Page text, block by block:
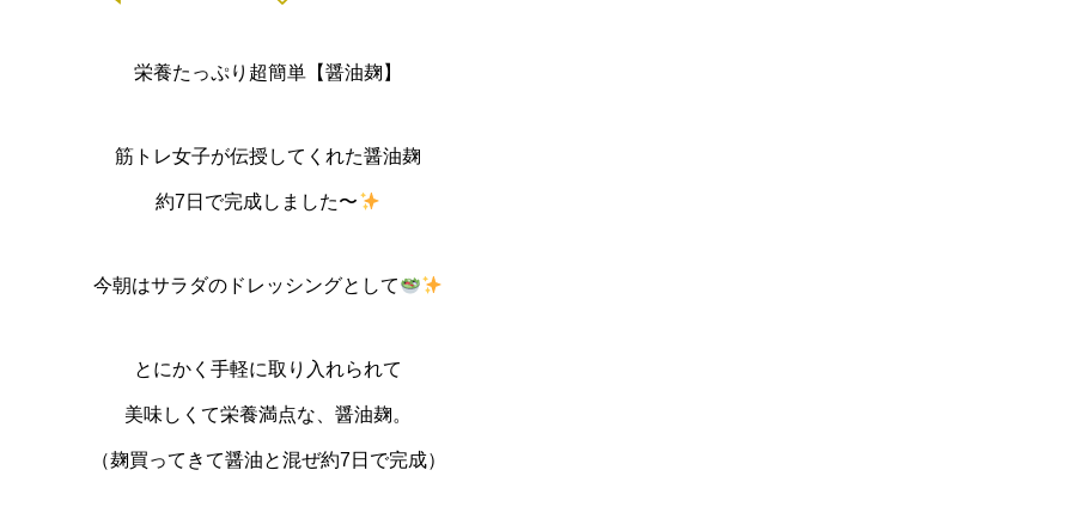
栄養たっぷり超簡単【醤油麹】
筋トレ女子が伝授してくれた醤油麹
約7日で完成しました〜
今朝はサラダのドレッシングとして
とにかく手軽に取り入れられて
美味しくて栄養満点な、醤油麹。
（麹買ってきて醤油と混ぜ約7日で完成）